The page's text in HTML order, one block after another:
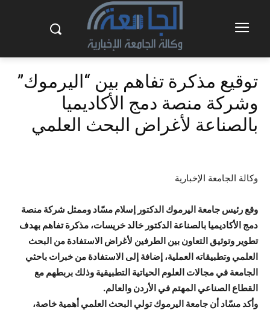
توقيع مذكرة تفاهم بين “اليرموك”
وشركة منصة دمج الأكاديميا
بالصناعة لأغراض البحث العلمي
وكالة الجامعة الإخبارية
وقع رئيس جامعة اليرموك الدكتور إسلام مسّاد وممثل شركة منصة
دمج الأكاديميا بالصناعة الدكتور خالد خريسات، مذكرة تفاهم بهدف
تطوير وتوثيق التعاون بين الطرفين لأغراض الاستفادة من البحث
العلمي وتطبيقاته العملية، إضافة إلى الاستفادة من خبرات باحثي
الجامعة في مجالات العلوم الحياتية التطبيقية وذلك بربطهم مع
القطاع الصناعي المهتم في الأردن والعالم.
وأكد مسّاد أن جامعة اليرموك تولي البحث العلمي أهمية خاصة،